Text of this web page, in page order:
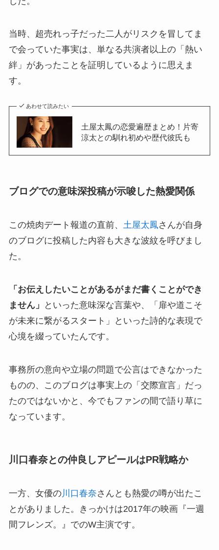
当時、超売れっ子だった二人がリスクを冒してま
で会っていた事実は、単なる共演者以上の「熱い
絆」があったことを証明しているように思えま
す。
あわせて読みたい
土屋太鳳の恋愛遍歴まとめ！片寄
涼太との馴れ初めや歴代彼氏も
ブログでの意味深投稿が示唆した熱愛関係
この焼肉デート報道の直前、 土屋太鳳さんが自身
のブログに投稿した内容も大きな波紋を呼びまし
た。
「お伝えしたいことがあるがまだ書くことができ
ません」
といった意味深な言葉や、「扉や道こそ
が未来に繋がるスタート」といった詩的な表現で
心境を綴っていたんです。
事務所の意向や立場の問題で公言はできなかった
ものの、このブログは事実上の「交際宣言」だっ
たのではないかと、今でもファンの間で語り草に
なっています。
川口春奈との仲良しアピールはPR戦略か
一方、女優の川口春奈さんとも熱愛の噂が出たこ
とがありました。きっかけは2017年の映画『一週
間フレンズ。』でのW主演です。